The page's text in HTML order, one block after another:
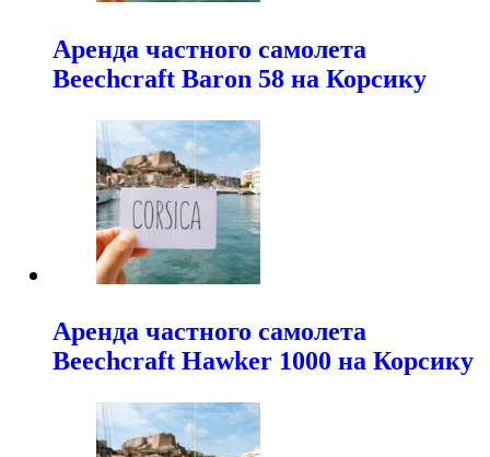
Аренда частного самолета
Beechcraft Baron 58 на Корсику
Аренда частного самолета
Beechcraft Hawker 1000 на Корсику